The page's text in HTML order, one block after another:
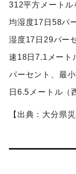
312平方メート
均湿度17日58パ
湿度17日29パー
速18日7.1メート
パーセント、最
日6.5メートル（
【出典：大分県